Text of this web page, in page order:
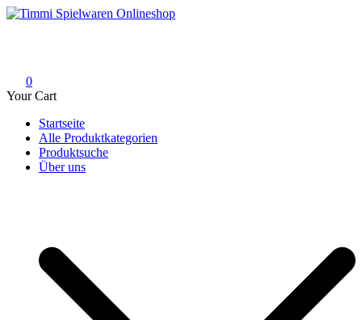
Skip
0
Your Cart
Startseite
Alle Produktkategorien
Produktsuche
Über uns